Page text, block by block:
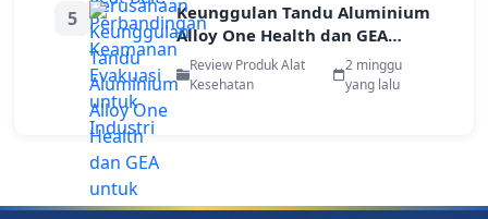
5
Keunggulan Tandu Aluminium
Alloy One Health dan GEA
untuk Evakuasi Pekerja di Area
Terbatas
Review Produk Alat
Kesehatan
2 minggu
yang lalu